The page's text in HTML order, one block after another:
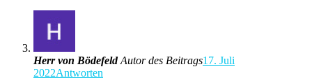
Herr von Bödefeld Autor des Beitrags17. Juli
2022Antworten